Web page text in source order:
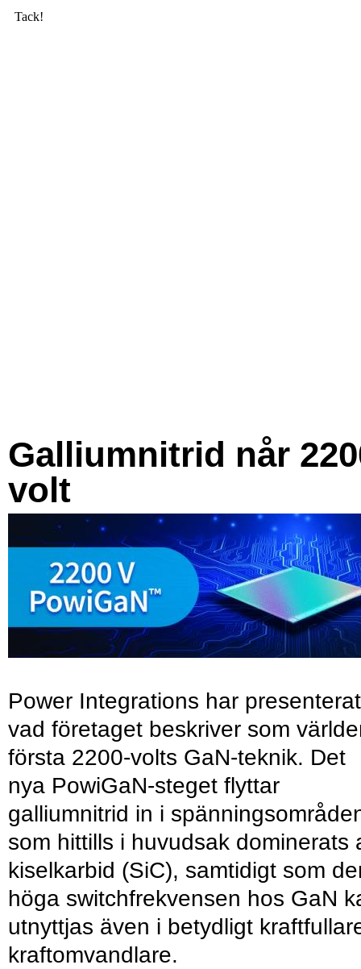
Galliumnitrid når
volt
Power Integrations har presenterat
vad företaget beskriver som
första 2200-volts GaN-teknik. Det
nya PowiGaN-steget flyttar
galliumnitrid in i
som hittills i huvudsak dominerats
kiselkarbid (SiC), samtidigt som
höga switchfrekvensen hos GaN
utnyttjas även i betydligt
kraftomvandlare.